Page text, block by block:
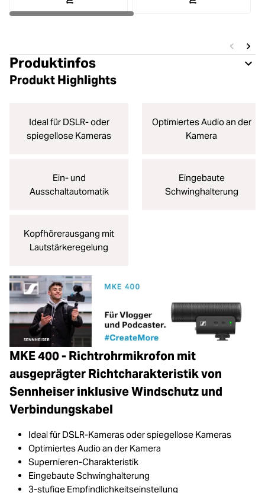
Produktinfos
Produkt Highlights
Ideal für DSLR- oder
spiegellose Kameras
Optimiertes Audio an der
Kamera
Ein- und
Ausschaltautomatik
Eingebaute
Schwinghalterung
Kopfhörerausgang mit
Lautstärkeregelung
MKE 400 - Richtrohrmikrofon mit
ausgeprägter Richtcharakteristik von
Sennheiser inklusive Windschutz und
Verbindungskabel
Ideal für DSLR-Kameras oder spiegellose Kameras
Optimiertes Audio an der Kamera
Supernieren-Charakteristik
Eingebaute Schwinghalterung
3-stufige Empfindlichkeitseinstellung